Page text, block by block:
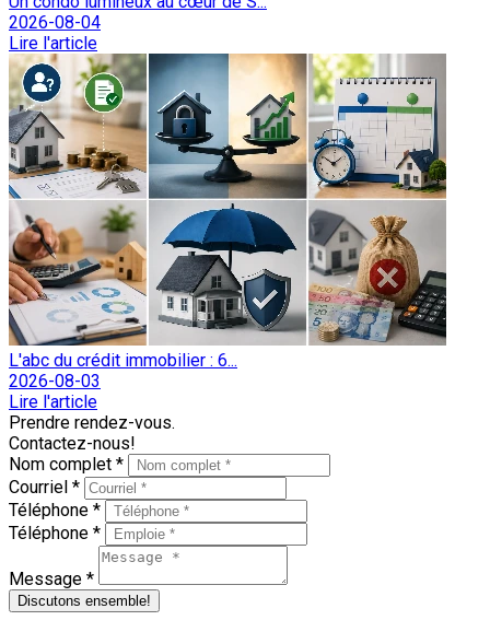
2026-08-04
Lire l'article
L'abc du crédit immobilier : 6...
2026-08-03
Lire l'article
Prendre rendez-vous.
Contactez-nous!
Nom complet *
Courriel *
Téléphone *
Téléphone *
Message *
Discutons ensemble!